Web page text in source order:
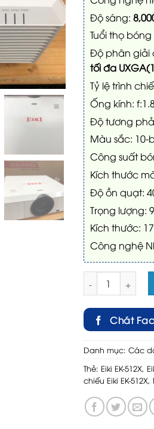
Độ sáng:
Tuổi thọ
Độ phân giải
tối đa UXGA
Tỷ lệ trình
Ống kính:
Độ tương
Màu sắc: 10-
Công suất
Kích thước
Độ ồn quạt:
Trọng lượng:
Kích thước:
Công nghệ
Máy chiếu Eiki
Chát
Danh mục: Các
Thẻ: Eiki EK-512X,
chiếu Eiki EK-512X,